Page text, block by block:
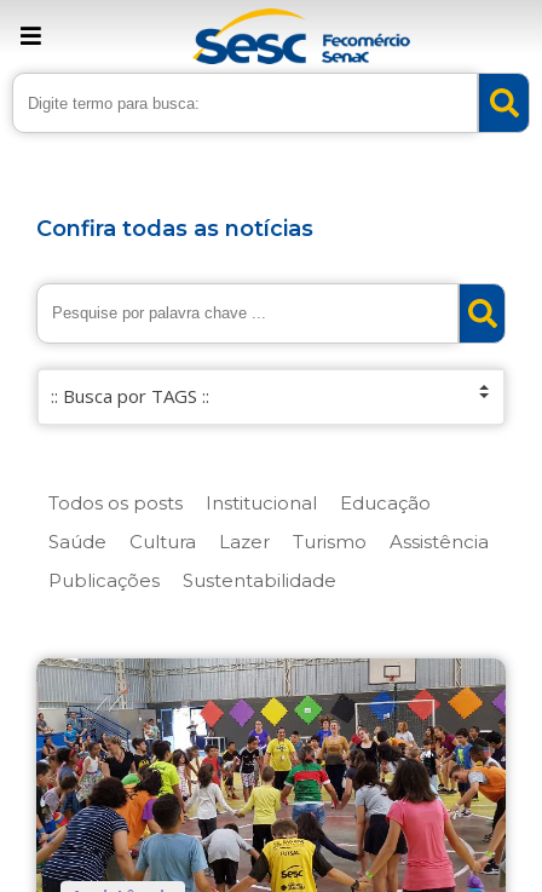
Confira todas as notícias
Todos os posts Institucional
Educação
Saúde
Cultura Lazer Turismo
Assistência
Publicações
Sustentabilidade